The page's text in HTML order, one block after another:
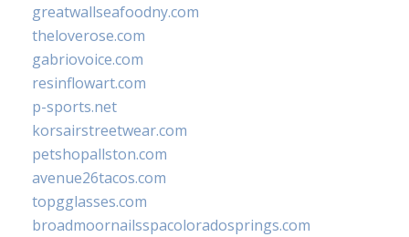
greatwallseafoodny.com
theloverose.com
gabriovoice.com
resinflowart.com
p-sports.net
korsairstreetwear.com
petshopallston.com
avenue26tacos.com
topgglasses.com
broadmoornailsspacoloradosprings.com